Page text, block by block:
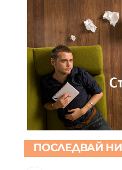
ПОСЛЕДВАЙ НИ